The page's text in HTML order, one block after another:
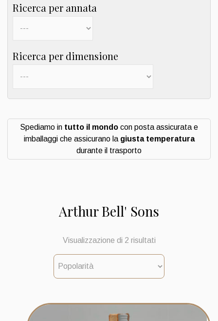
Ricerca per annata
Ricerca per dimensione
Spediamo in tutto il mondo con posta assicurata e
imballaggi che assicurano la giusta temperatura
durante il trasporto
Arthur Bell' Sons
Visualizzazione di 2 risultatiPopolarità